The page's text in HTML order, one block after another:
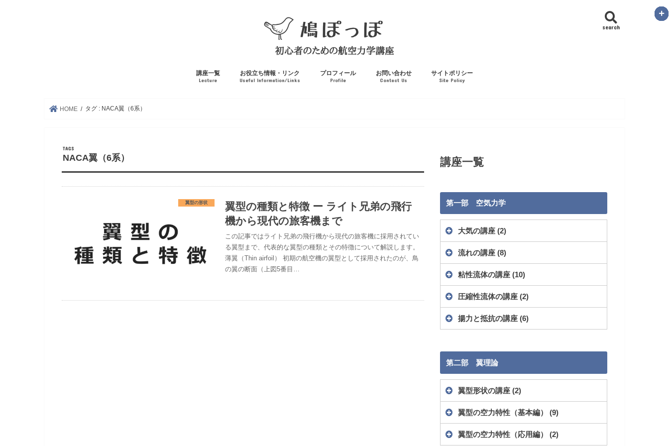
search
講座一覧
Lecture
お役立ち情報・リンク
Useful Information/Links
プロフィール
Profile
お問い合わせ
Contact Us
サイトポリシー
Site Policy
HOME タグ : NACA翼（6系）
NACA翼（6系）
翼型の形状
翼型の種類と特徴 ー ライト兄弟の飛行
機から現代の旅客機まで
この記事ではライト兄弟の飛行機から現代の旅客機に採用されてい
る翼型まで、代表的な翼型の種類とその特徴について解説します。
薄翼（Thin airfoil） 初期の航空機の翼型として採用されたのが、鳥
の翼の断面（上図5番目…
講座一覧
第一部 空気力学
大気の講座 (2)
流れの講座 (8)
粘性流体の講座 (10)
圧縮性流体の講座 (2)
揚力と抵抗の講座 (6)
第二部 翼理論
翼型形状の講座 (2)
翼型の空力特性（基本編） (9)
翼型の空力特性（応用編） (2)